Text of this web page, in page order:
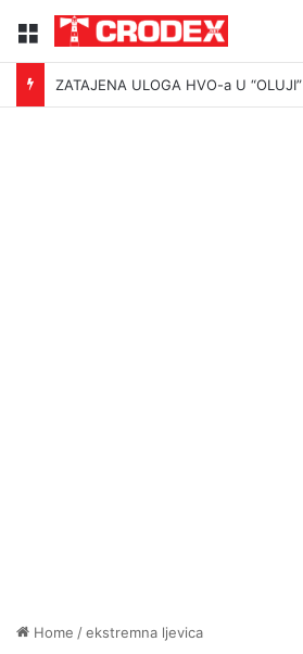
Menu
ZATAJENA ULOGA HVO-a U “OLUJI”
Home /ekstremna ljevica